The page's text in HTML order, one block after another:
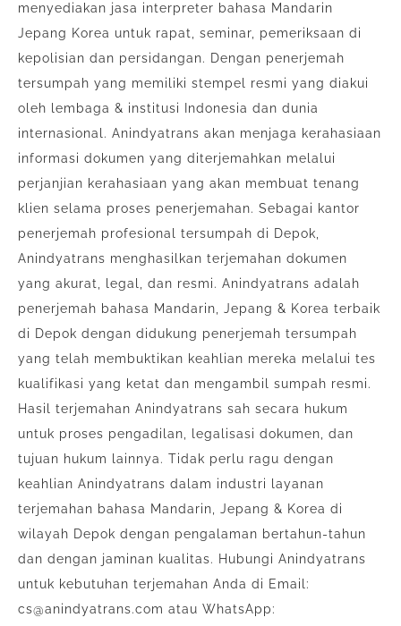
menyediakan jasa interpreter bahasa Mandarin
Jepang Korea untuk rapat, seminar, pemeriksaan di
kepolisian dan persidangan. Dengan penerjemah
tersumpah yang memiliki stempel resmi yang diakui
oleh lembaga & institusi Indonesia dan dunia
internasional. Anindyatrans akan menjaga kerahasiaan
informasi dokumen yang diterjemahkan melalui
perjanjian kerahasiaan yang akan membuat tenang
klien selama proses penerjemahan. Sebagai kantor
penerjemah profesional tersumpah di Depok,
Anindyatrans menghasilkan terjemahan dokumen
yang akurat, legal, dan resmi. Anindyatrans adalah
penerjemah bahasa Mandarin, Jepang & Korea terbaik
di Depok dengan didukung penerjemah tersumpah
yang telah membuktikan keahlian mereka melalui tes
kualifikasi yang ketat dan mengambil sumpah resmi.
Hasil terjemahan Anindyatrans sah secara hukum
untuk proses pengadilan, legalisasi dokumen, dan
tujuan hukum lainnya. Tidak perlu ragu dengan
keahlian Anindyatrans dalam industri layanan
terjemahan bahasa Mandarin, Jepang & Korea di
wilayah Depok dengan pengalaman bertahun-tahun
dan dengan jaminan kualitas. Hubungi Anindyatrans
untuk kebutuhan terjemahan Anda di Email:
cs@anindyatrans.com atau WhatsApp: